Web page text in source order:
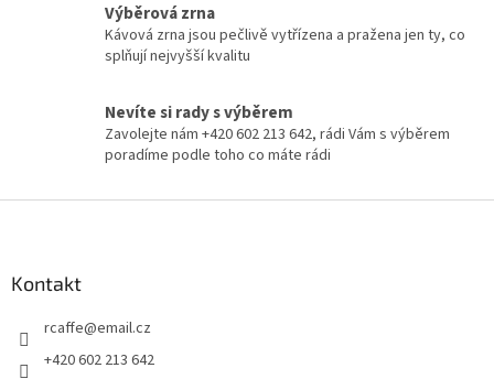
Výběrová zrna
Kávová zrna jsou pečlivě vytřízena a pražena jen ty, co
splňují nejvyšší kvalitu
Nevíte si rady s výběrem
Zavolejte nám +420 602 213 642, rádi Vám s výběrem
poradíme podle toho co máte rádi
Kontakt
rcaffe@email.cz
+420 602 213 642